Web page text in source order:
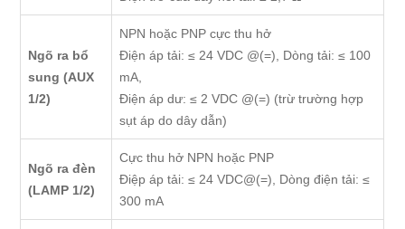
Ngõ ra bổ
sung (AUX
1/2)
NPN hoặc PNP cực thu hở
Điện áp tải: ≤ 24 VDC @(=), Dòng tải: ≤ 100
mA,
Điện áp dư: ≤ 2 VDC @(=) (trừ trường hợp
sụt áp do dây dẫn)
Ngõ ra đèn
(LAMP 1/2)
Cực thu hở NPN hoặc PNP
Điệp áp tải: ≤ 24 VDC@(=), Dòng điện tải: ≤
300 mA